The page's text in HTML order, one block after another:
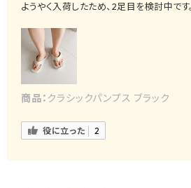
ようやく入荷したため、2足目を検討中です。
商品： クラシックパンプス ブラック
役に立った 2